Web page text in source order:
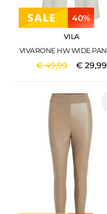
40%
VILA
€49,99 € 29,99